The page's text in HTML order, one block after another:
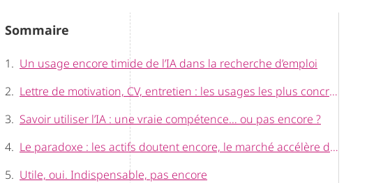
Sommaire
Un usage encore timide de l’IA dans la recherche d’emploi
Lettre de motivation, CV, entretien : les usages les plus concrets de l’IA
Savoir utiliser l’IA : une vraie compétence… ou pas encore ?
Le paradoxe : les actifs doutent encore, le marché accélère déjà
Utile, oui. Indispensable, pas encore